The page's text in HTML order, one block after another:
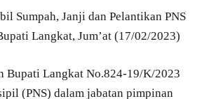
Sumpah, Janji dan Pelantikan PNS
Langkat, Jum’at (17/02/2023)
Bupati Langkat No.824-19/K/2023
(PNS) dalam jabatan pimpinan